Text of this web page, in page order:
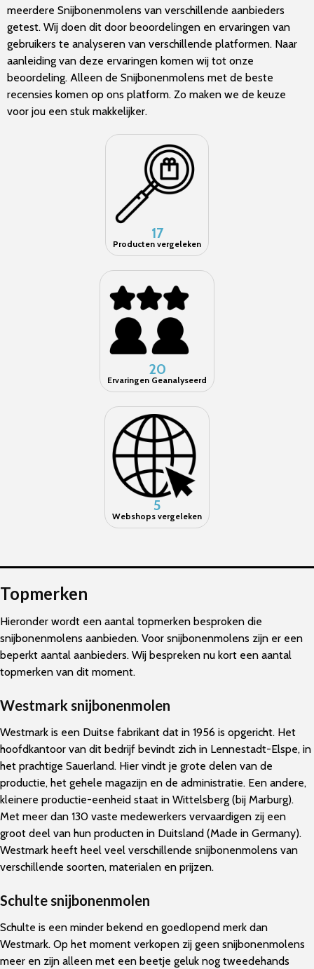
meerdere Snijbonenmolens van verschillende aanbieders
getest. Wij doen dit door beoordelingen en ervaringen van
gebruikers te analyseren van verschillende platformen. Naar
aanleiding van deze ervaringen komen wij tot onze
beoordeling. Alleen de Snijbonenmolens met de beste
recensies komen op ons platform. Zo maken we de keuze
voor jou een stuk makkelijker.
17
Producten vergeleken
20
Ervaringen Geanalyseerd
5
Webshops vergeleken
Topmerken
Hieronder wordt een aantal topmerken besproken die
snijbonenmolens aanbieden. Voor snijbonenmolens zijn er een
beperkt aantal aanbieders. Wij bespreken nu kort een aantal
topmerken van dit moment.
Westmark snijbonenmolen
Westmark is een Duitse fabrikant dat in 1956 is opgericht. Het
hoofdkantoor van dit bedrijf bevindt zich in Lennestadt-Elspe, in
het prachtige Sauerland. Hier vindt je grote delen van de
productie, het gehele magazijn en de administratie. Een andere,
kleinere productie-eenheid staat in Wittelsberg (bij Marburg).
Met meer dan 130 vaste medewerkers vervaardigen zij een
groot deel van hun producten in Duitsland (Made in Germany).
Westmark heeft heel veel verschillende snijbonenmolens van
verschillende soorten, materialen en prijzen.
Schulte snijbonenmolen
Schulte is een minder bekend en goedlopend merk dan
Westmark. Op het moment verkopen zij geen snijbonenmolens
meer en zijn alleen met een beetje geluk nog tweedehands